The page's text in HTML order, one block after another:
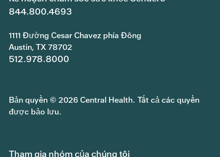
844.800.4693
1111 Đường Cesar Chavez phía Đông
Austin, TX 78702
512.978.8000
Bản quyền © 2026 Central Health. Tất cả các quyền
được bảo lưu.
Tham gia nhóm của chúng tôi